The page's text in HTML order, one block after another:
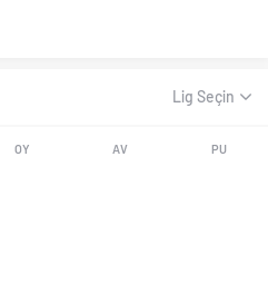
Lingzhi, Çincede, “manevi potens otu”
Lig Seçin
OY AV PU